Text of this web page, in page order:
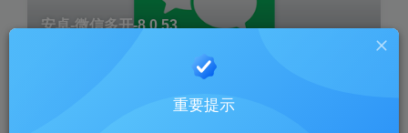
安卓-微信多开-8.0.53
重要提示